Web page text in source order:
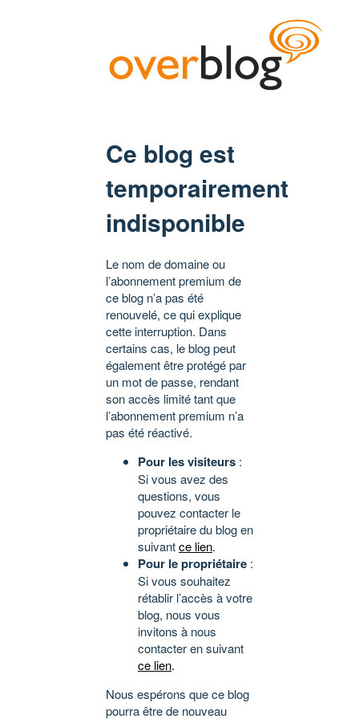
Ce blog est
temporairement
indisponible
Le nom de domaine ou
l’abonnement premium de
ce blog n’a pas été
renouvelé, ce qui explique
cette interruption. Dans
certains cas, le blog peut
également être protégé par
un mot de passe, rendant
son accès limité tant que
l’abonnement premium n’a
pas été réactivé.
Pour les visiteurs :
Si vous avez des
questions, vous
pouvez contacter le
propriétaire du blog en
suivantce lien.
Pour le propriétaire :
Si vous souhaitez
rétablir l’accès à votre
blog, nous vous
invitons à nous
contacter en suivant
ce lien.
Nous espérons que ce blog
pourra être de nouveau